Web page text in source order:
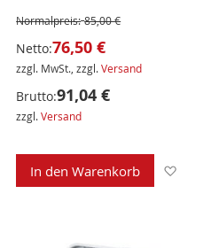
Zur Wunschliste hinzufügen
Normalpreis: 85,00 €
Netto:76,50 €
zzgl. MwSt., zzgl.Versand
Brutto:91,04 €
zzgl.Versand
In den Warenkorb